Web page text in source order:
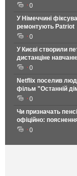
0
У Німеччині
ремонтують Patriot
0
У Києві створили
дистанціне
0
Netflix поселив
фільм "Останній
0
Чи призначать
офіційно:
0